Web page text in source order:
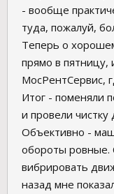
- вообще
туда, пожалуй,
Теперь о
прямо в пятницу,
МосРентСервис,
Итог - поменяли
и провели чистку
Объективно -
обороты ровные.
вибрировать
назад мне